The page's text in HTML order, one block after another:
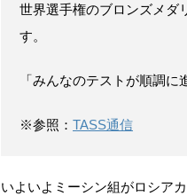
世界選手権のブロンズメダ
す。
「みんなのテストが順調に
※参照： TASS通信
いよいよミーシン組がロシア